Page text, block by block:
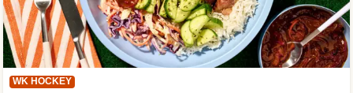
WK HOCKEY